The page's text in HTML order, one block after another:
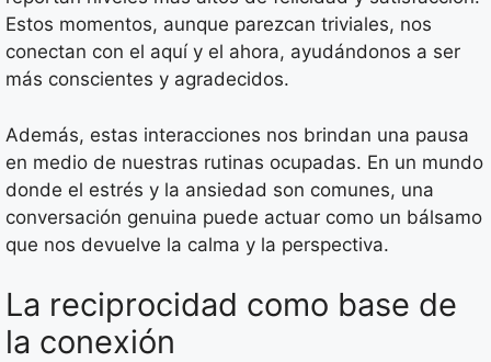
Estos momentos, aunque parezcan triviales, nos
conectan con el aquí y el ahora, ayudándonos a ser
más conscientes y agradecidos.
Además, estas interacciones nos brindan una pausa
en medio de nuestras rutinas ocupadas. En un mundo
donde el estrés y la ansiedad son comunes, una
conversación genuina puede actuar como un bálsamo
que nos devuelve la calma y la perspectiva.
La reciprocidad como base de
la conexión